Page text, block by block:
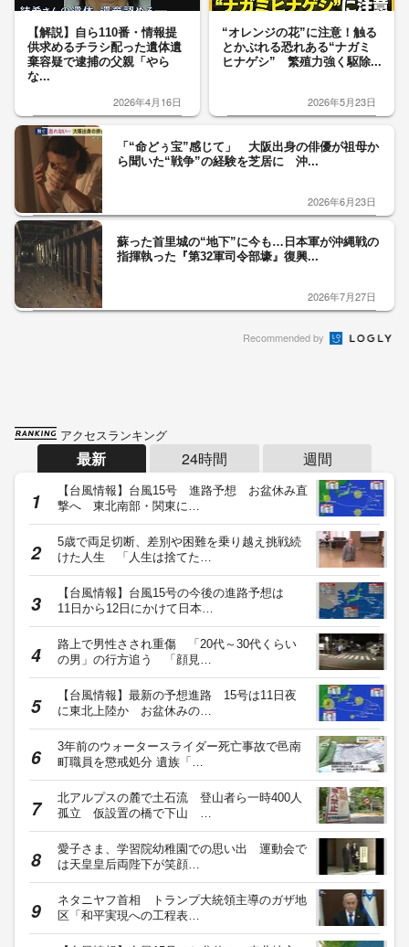
【解説】自ら110番・情報提
供求めるチラシ配った遺体遺
棄容疑で逮捕の父親「やら
な...
2026年4月16日
“オレンジの花”に注意！触る
とかぶれる恐れある“ナガミ
ヒナゲシ” 繁殖力強く駆除...
2026年5月23日
「“命どぅ宝”感じて」 大阪出身の俳優が祖母か
ら聞いた“戦争”の経験を芝居に 沖...
2026年6月23日
蘇った首里城の“地下”に今も…日本軍が沖縄戦の
指揮執った『第32軍司令部壕』復興...
2026年7月27日
Recommended by
アクセスランキング
最新 24時間 週間
【台風情報】台風15号 進路予想 お盆休み直
撃へ 東北南部・関東に…
5歳で両足切断、差別や困難を乗り越え挑戦続
けた人生 「人生は捨てた…
【台風情報】台風15号の今後の進路予想は
11日から12日にかけて日本…
路上で男性さされ重傷 「20代～30代くらい
の男」の行方追う 「顔見…
【台風情報】最新の予想進路 15号は11日夜
に東北上陸か お盆休みの…
3年前のウォータースライダー死亡事故で邑南
町職員を懲戒処分 遺族「…
北アルプスの麓で土石流 登山者ら一時400人
孤立 仮設置の橋で下山 …
愛子さま、学習院幼稚園での思い出 運動会で
は天皇皇后両陛下が笑顔…
ネタニヤフ首相 トランプ大統領主導のガザ地
区「和平実現への工程表…